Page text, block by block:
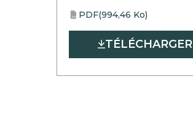
PDF PDF(994,46 Ko)
opens
in
new
TÉLÉCHARGER